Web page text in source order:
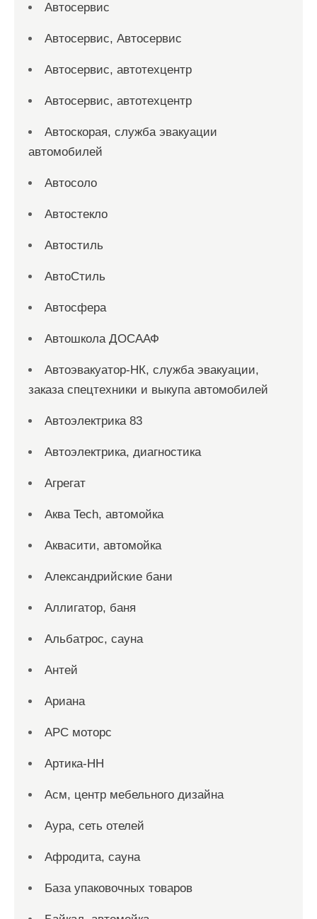
Автосервис
Автосервис, Автосервис
Автосервис, автотехцентр
Автосервис, автотехцентр
Автоскорая, служба эвакуации
автомобилей
Автосоло
Автостекло
Автостиль
АвтоСтиль
Автосфера
Автошкола ДОСААФ
Автоэвакуатор-НК, служба эвакуации,
заказа спецтехники и выкупа автомобилей
Автоэлектрика 83
Автоэлектрика, диагностика
Агрегат
Аква Tech, автомойка
Аквасити, автомойка
Александрийские бани
Аллигатор, баня
Альбатрос, сауна
Антей
Ариана
АРС моторс
Артика-НН
Асм, центр мебельного дизайна
Аура, сеть отелей
Афродита, сауна
База упаковочных товаров